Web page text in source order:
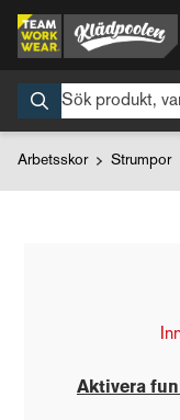
Arbetsskor Strumpor
Aktivera